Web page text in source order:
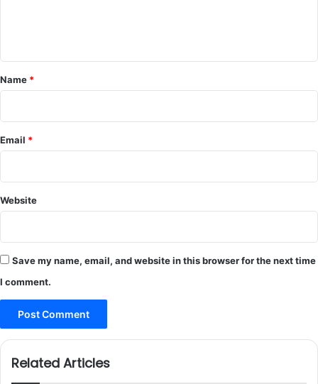
*
Name *
Email *
Website
Save my name, email, and website in this browser for the next time
I comment.
Related Articles